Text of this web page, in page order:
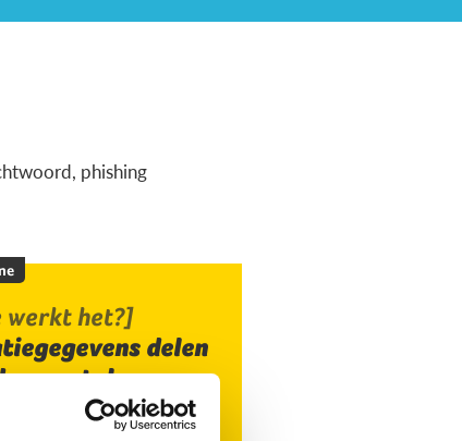
phishing
werkt het?]
delen
smartphone